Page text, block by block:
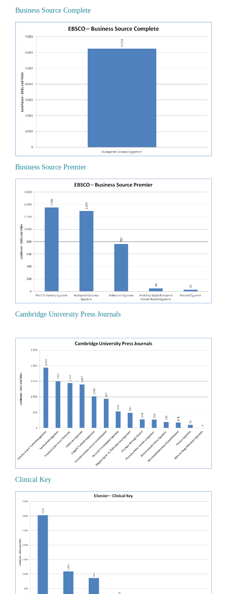
Business Source Complete
Business Source Premier
Cambridge University Press Journals
Clinical Key